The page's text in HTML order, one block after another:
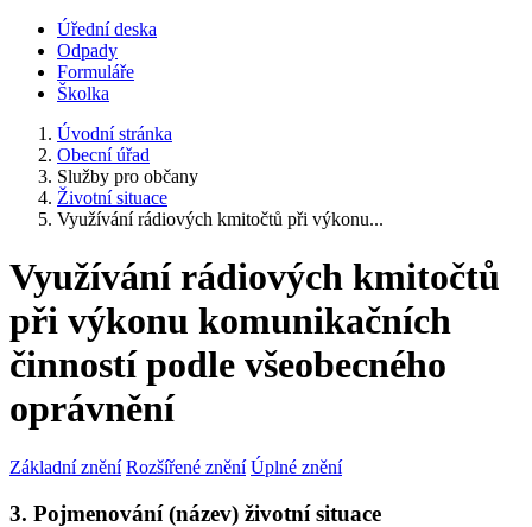
Úřední deska
Odpady
Formuláře
Školka
Úvodní stránka
Obecní úřad
Služby pro občany
Životní situace
Využívání rádiových kmitočtů při výkonu...
Využívání rádiových kmitočtů
při výkonu komunikačních
činností podle všeobecného
oprávnění
Základní znění Rozšířené znění Úplné znění
3. Pojmenování (název) životní situace